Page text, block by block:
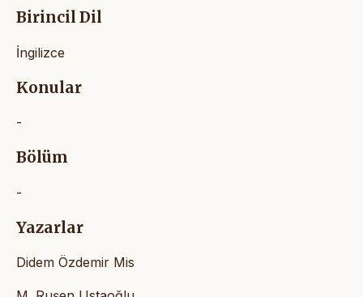
Birincil Dil
İngilizce
Konular
-
Bölüm
-
Yazarlar
Didem Özdemir Mis